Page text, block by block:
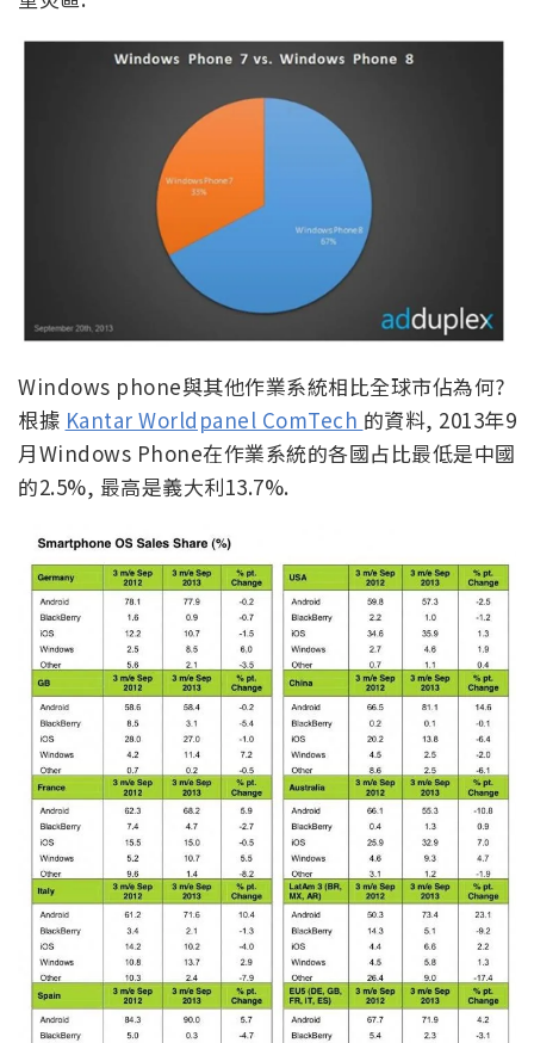
Windows phone與其他作業系統相比全球市佔為何?
根據 Kantar Worldpanel ComTech 的資料, 2013年9
月Windows Phone在作業系統的各國占比最低是中國
的2.5%, 最高是義大利13.7%.